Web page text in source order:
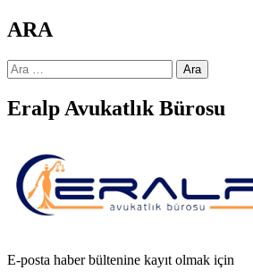
ARA
Arama:
Eralp Avukatlık Bürosu
E-posta haber bültenine kayıt olmak için